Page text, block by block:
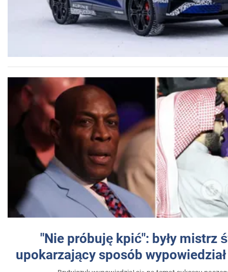
"Nie próbuję kpić": były mistrz
upokarzający sposób